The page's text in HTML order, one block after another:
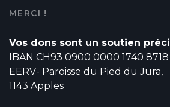
MERCI !
Vos dons sont un soutien
IBAN CH93 0900 0000 1740 8718
EERV- Paroisse du Pied du Jura,
1143 Apples